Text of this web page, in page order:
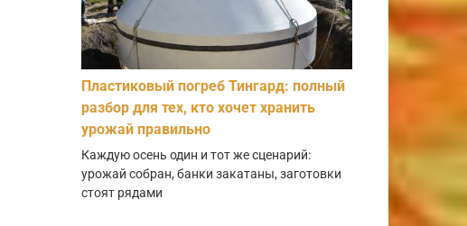
Пластиковый погреб Тингард: полный
разбор для тех, кто хочет хранить
урожай правильно
Каждую осень один и тот же сценарий:
урожай собран, банки закатаны, заготовки
стоят рядами